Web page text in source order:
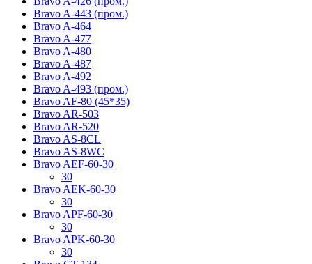
Bravo A-443 (пром.)
Bravo A-464
Bravo A-477
Bravo A-480
Bravo A-487
Bravo A-492
Bravo A-493 (пром.)
Bravo AF-80 (45*35)
Bravo AR-503
Bravo AR-520
Bravo AS-8CL
Bravo AS-8WC
Bravo AЕF-60-30
30
Bravo AЕK-60-30
30
Bravo AРF-60-30
30
Bravo AРK-60-30
30